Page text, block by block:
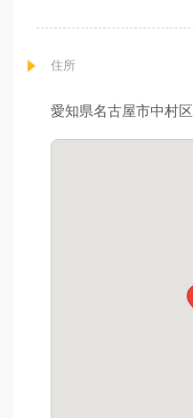
住所
愛知県名古屋市中村区